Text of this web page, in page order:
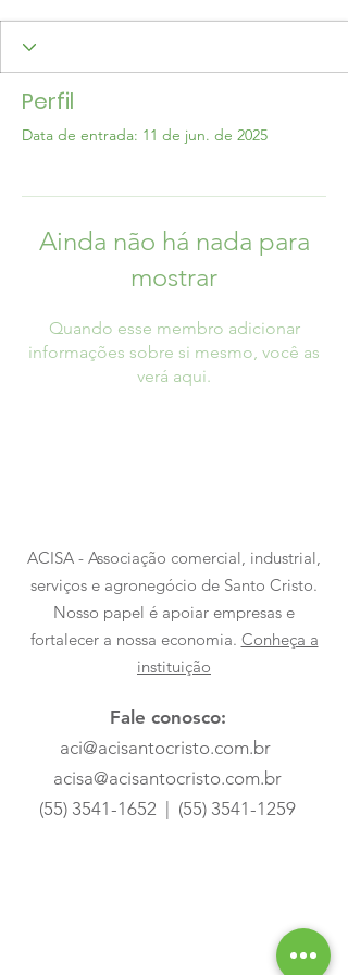
Perfil
Data de entrada: 11 de jun. de 2025
Ainda não há nada para
mostrar
Quando esse membro adicionar
informações sobre si mesmo, você as
verá aqui.
ACISA - Associação comercial, industrial,
serviços e agronegócio de Santo Cristo.
Nosso papel é apoiar empresas e
fortalecer a nossa economia. Conheça a
instituição
Fale conosco:
aci@acisantocristo.com.br
acisa@acisantocristo.com.br
(55) 3541-1652
(55) 3541-1259